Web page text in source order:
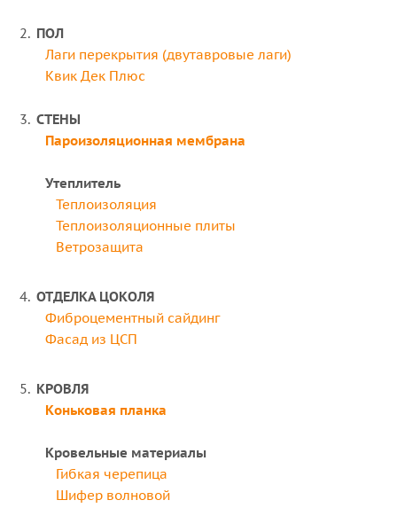
ПОЛ
Лаги перекрытия (двутавровые лаги)
Квик Дек Плюс
СТЕНЫ
Пароизоляционная мембрана
Утеплитель
Теплоизоляция
Теплоизоляционные плиты
Ветрозащита
ОТДЕЛКА ЦОКОЛЯ
Фиброцементный сайдинг
Фасад из ЦСП
КРОВЛЯ
Коньковая планка
Кровельные материалы
Гибкая черепица
Шифер волновой